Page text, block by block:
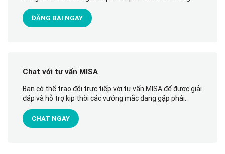
ĐĂNG BÀI NGAY
Chat với tư vấn MISA
Bạn có thể trao đổi trực tiếp với tư vấn MISA để được giải
đáp và hỗ trợ kịp thời các vướng mắc đang gặp phải.
CHAT NGAY